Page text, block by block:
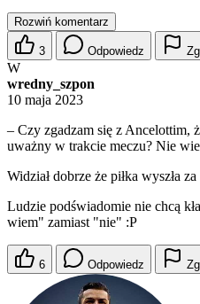
Rozwiń komentarz
3 Odpowiedz
W
wredny_szpon
10 maja 2023
– Czy zgadzam się z Ancelottim,
uważny w trakcie meczu? Nie
Widział dobrze że piłka wyszła
Ludzie podświadomie nie chcą
wiem" zamiast "nie" :P
6 Odpowiedz